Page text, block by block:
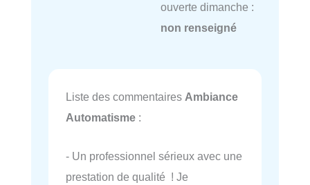
ouverte dimanche :
non renseigné
Liste des commentaires Ambiance
Automatisme :
- Un professionnel sérieux avec une
prestation de qualité ! Je